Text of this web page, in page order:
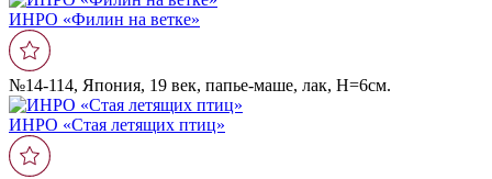
ИНРО «Филин на ветке»
№14-114, Япония, 19 век, папье-маше, лак, Н=6см.
ИНРО «Стая летящих птиц»